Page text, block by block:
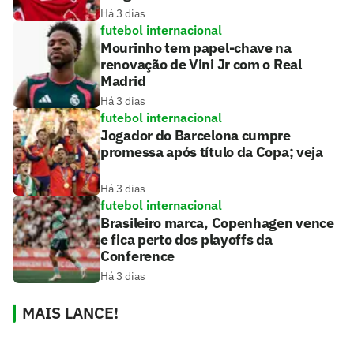
Há 3 dias
futebol internacional
Mourinho tem papel-chave na
renovação de Vini Jr com o Real
Madrid
Há 3 dias
futebol internacional
Jogador do Barcelona cumpre
promessa após título da Copa; veja
Há 3 dias
futebol internacional
Brasileiro marca, Copenhagen vence
e fica perto dos playoffs da
Conference
Há 3 dias
MAIS LANCE!